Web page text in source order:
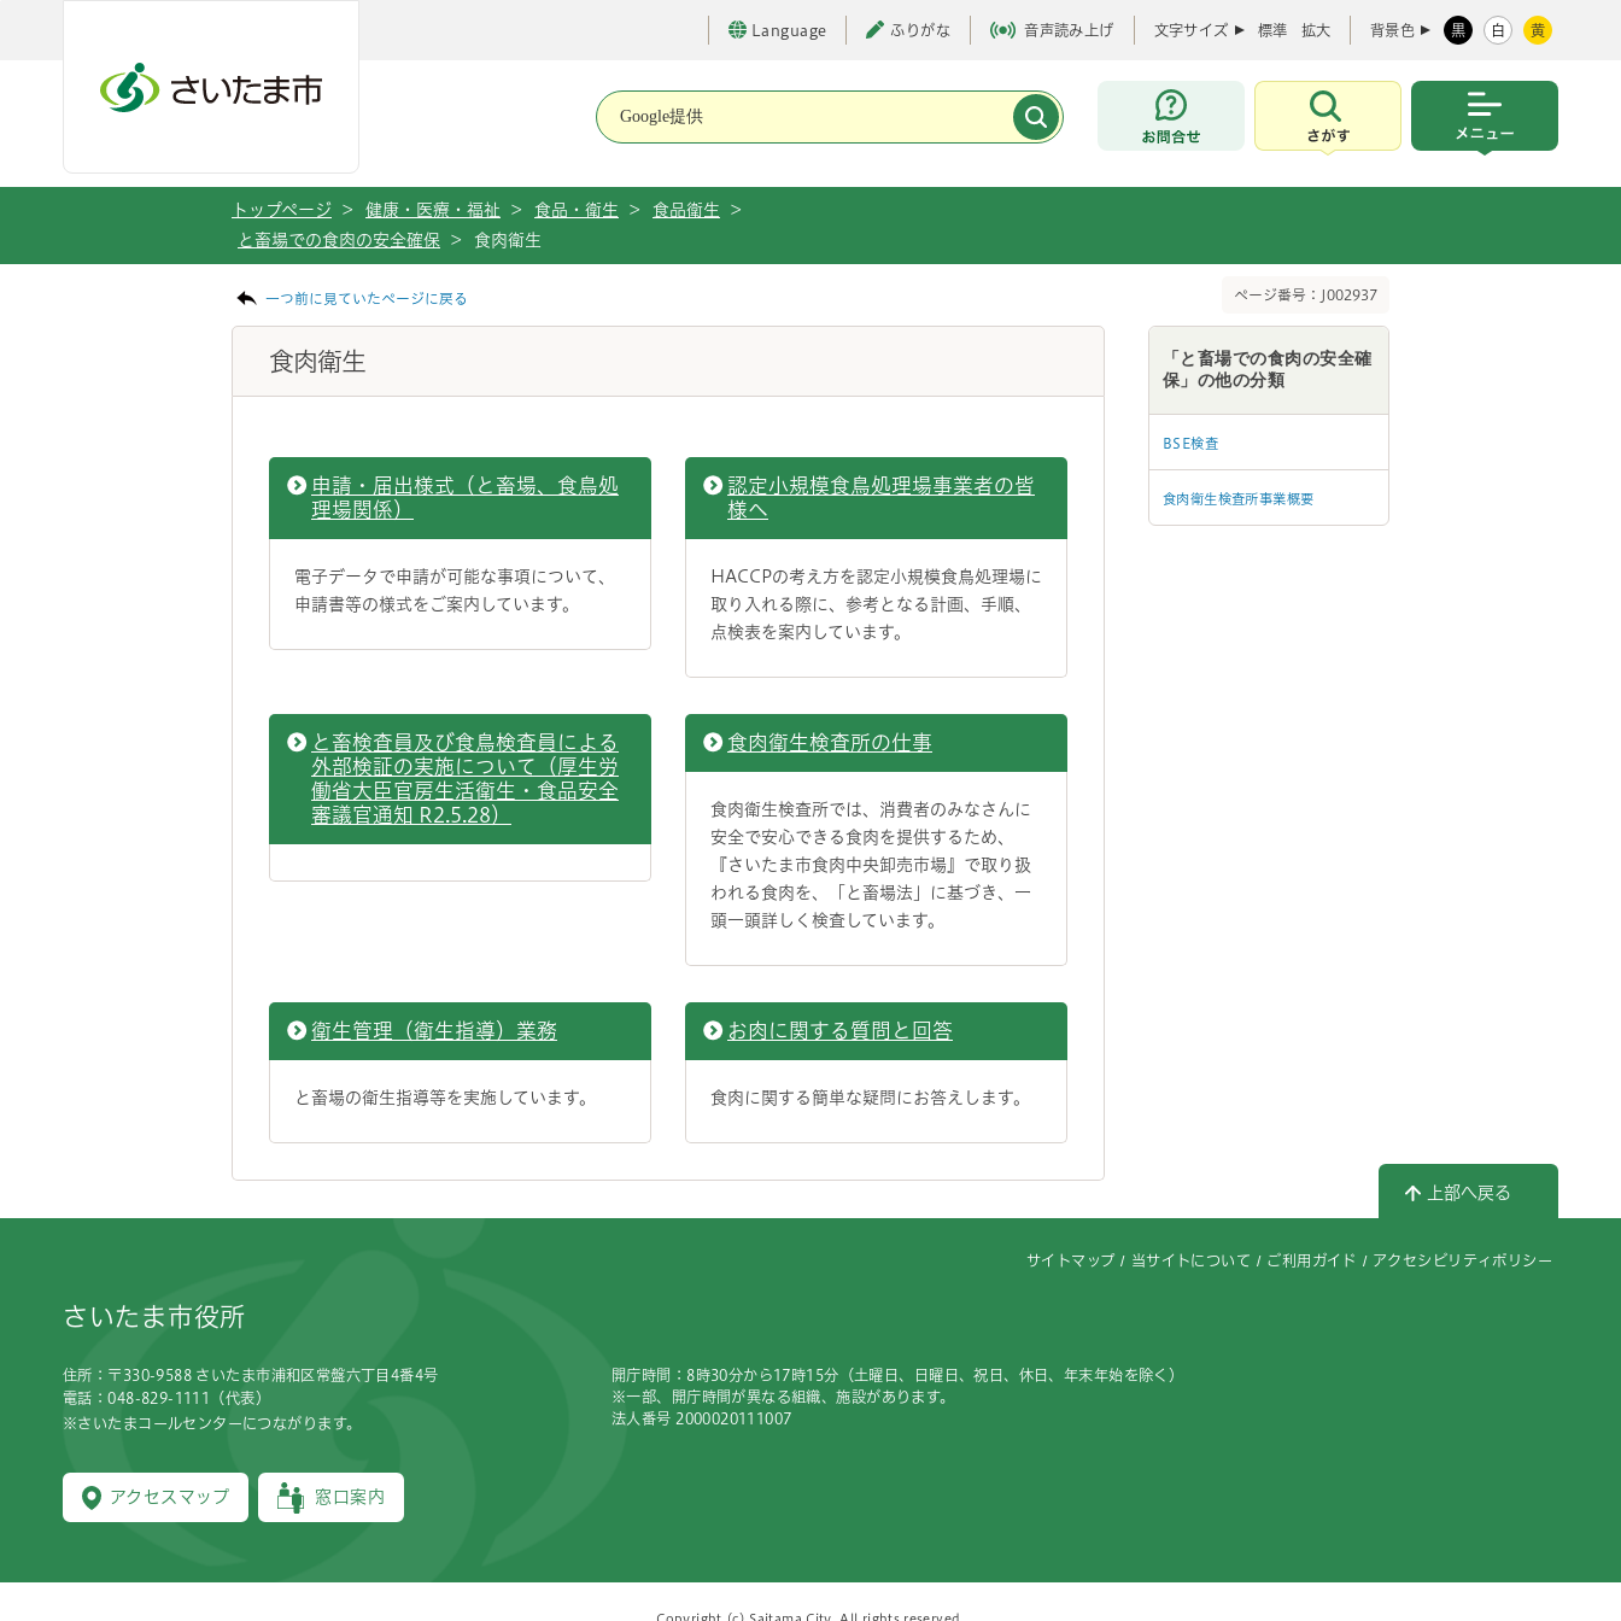
Language ふりがな 音声読み上げ 文字サイズ 標準 拡大 背景色 黒 白 黄
お問合せ
さがす
トップページ > 健康・医療・福祉 > 食品・衛生 > 食品衛生
>
と畜場での食肉の安全確保
> 食肉衛生
一つ前に見ていたページに戻る ページ番号：J002937
食肉衛生
申請・届出様式（と畜場、食鳥処
理場関係）
電子データで申請が可能な事項について、
申請書等の様式をご案内しています。
認定小規模食鳥処理場事業者の皆
様へ
HACCPの考え方を認定小規模食鳥処理場に
取り入れる際に、参考となる計画、手順、
点検表を案内しています。
と畜検査員及び食鳥検査員による
外部検証の実施について（厚生労
働省大臣官房生活衛生・食品安全
審議官通知 R2.5.28）
食肉衛生検査所の仕事
食肉衛生検査所では、消費者のみなさんに
安全で安心できる食肉を提供するため、
『さいたま市食肉中央卸売市場』で取り扱
われる食肉を、「と畜場法」に基づき、一
頭一頭詳しく検査しています。
衛生管理（衛生指導）業務
と畜場の衛生指導等を実施しています。
お肉に関する質問と回答
食肉に関する簡単な疑問にお答えします。
「と畜場での食肉の安全確
保」の他の分類
BSE検査
食肉衛生検査所事業概要
上部へ戻る
サイトマップ 当サイトについて ご利用ガイド アクセシビリティポリシー
さいたま市役所
住所：〒330-9588 さいたま市浦和区常盤六丁目4番4号
電話：048-829-1111（代表）
※さいたまコールセンターにつながります。
アクセスマップ 窓口案内
開庁時間：8時30分から17時15分（土曜日、日曜日、祝日、休日、年末年始を除く）
※一部、開庁時間が異なる組織、施設があります。
法人番号 2000020111007
Copyright (c) Saitama City, All rights reserved.